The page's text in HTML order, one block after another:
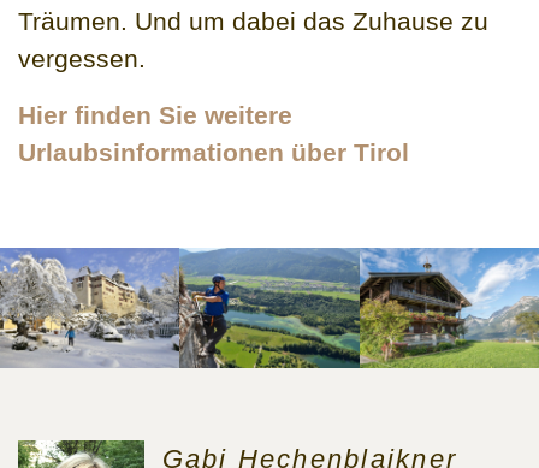
Träumen. Und um dabei das Zuhause zu
vergessen.
Hier finden Sie weitere
Urlaubsinformationen über Tirol
Gabi Hechenblaikner